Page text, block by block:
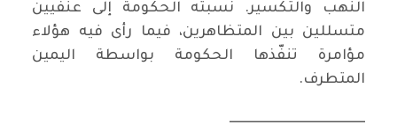
النهب والتكسير. نسبته الحكومة إلى عنفيين
متسللين بين المتظاهرين، فيما رأى فيه هؤلاء
مؤامرة تنفّذها الحكومة بواسطة اليمين
المتطرف.
ـــــــــــــــــــــــــــــــــــــــــــــــــــ